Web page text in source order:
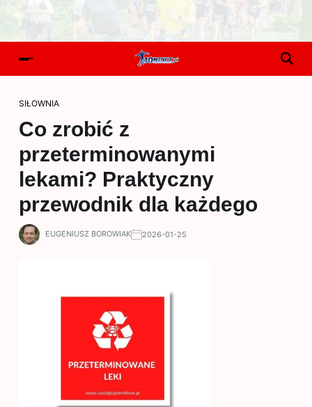
SIŁOWNIA
Co zrobić z
przeterminowanymi
lekami? Praktyczny
przewodnik dla każdego
EUGENIUSZ BOROWIAK 2026-01-25